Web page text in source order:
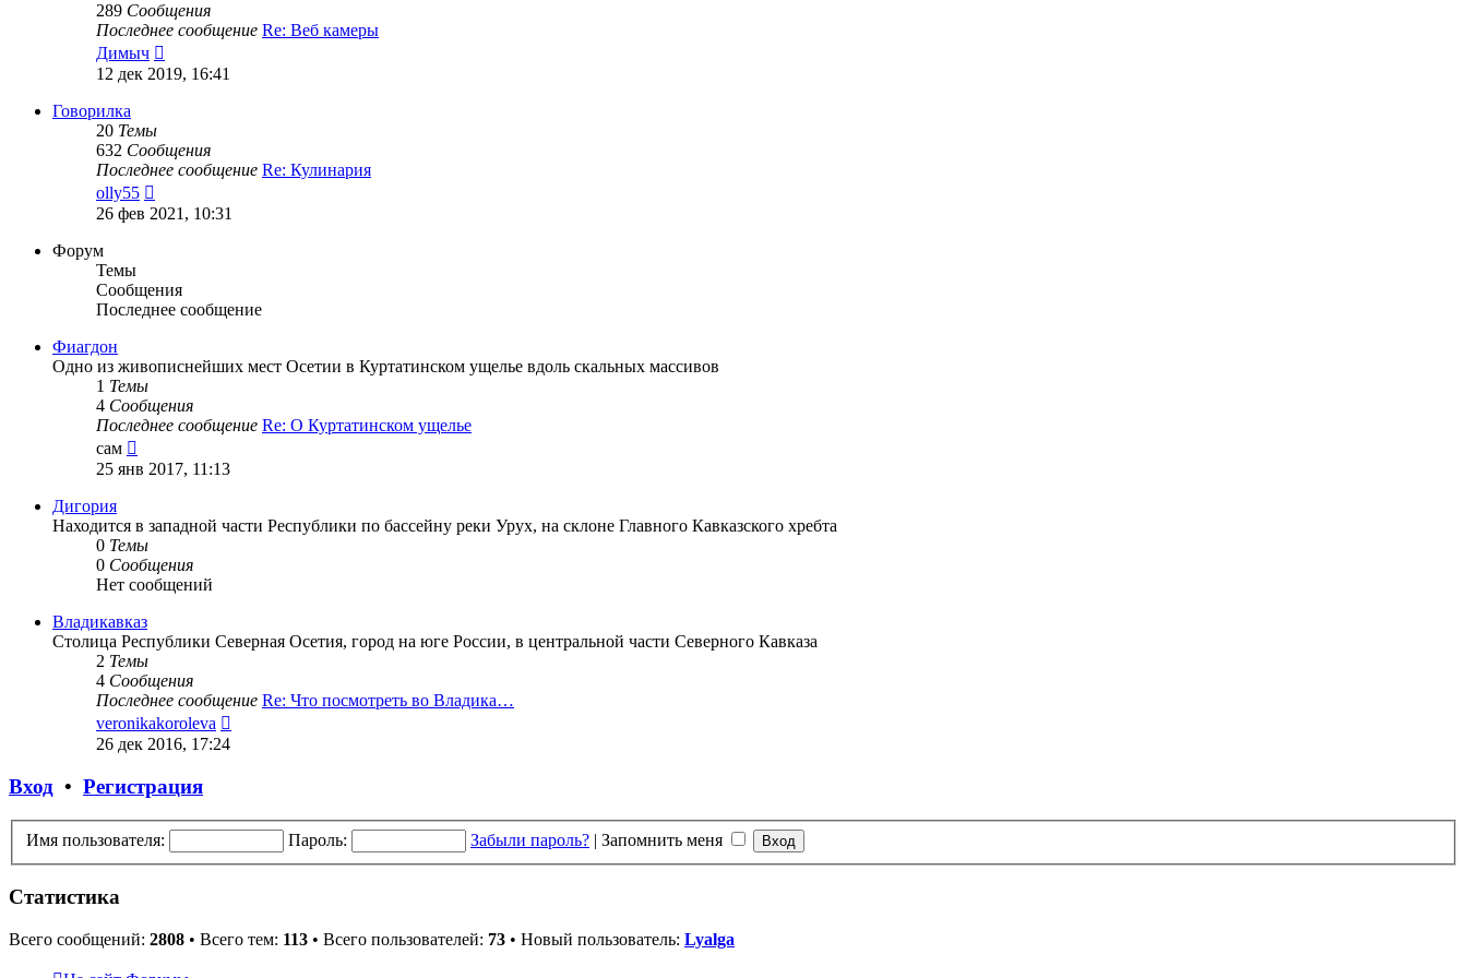
289 Сообщения
Последнее сообщение Re: Веб камеры
Димыч
к
12 дек 2019, 16:41
Говорилка
20 Темы
632 Сообщения
Последнее сообщение Re: Кулинария
olly55
к
26 фев 2021, 10:31
Форум
Темы
Сообщения
Последнее сообщение
Фиагдон
Одно из живописнейших мест Осетии в Куртатинском ущелье вдоль скальных массивов
1 Темы
4 Сообщения
Последнее сообщение Re: О Куртатинском ущелье
сам
к
25 янв 2017, 11:13
Дигория
Находится в западной части Республики по бассейну реки Урух, на склоне Главного Кавказского хребта
0 Темы
0 Сообщения
Нет сообщений
Владикавказ
Столица Республики Северная Осетия, город на юге России, в центральной части Северного Кавказа
2 Темы
4 Сообщения
Последнее сообщение Re: Что посмотреть во Владика…
veronikakoroleva
26 дек 2016, 17:24
Вход • Регистрация
Имя пользователя: Пароль: Забыли пароль? | Запомнить меня
Статистика
Всего сообщений: 2808 • Всего тем: 113 • Всего пользователей: 73 • Новый пользователь: Lyalga